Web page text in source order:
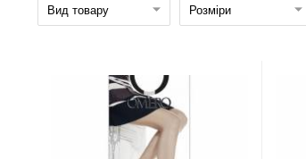
Вид товару Розміри